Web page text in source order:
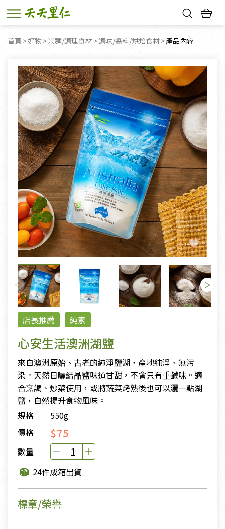
首頁 好物 米麵/調理食材 調味/醬料/烘焙食材 目前頁面：
產品內容
店長推薦 純素
心安生活澳洲湖鹽
來自澳洲原始、古老的純淨鹽湖，產地純淨、無污
染。天然日曬結晶鹽味道甘甜，不會只有重鹹味。適
合烹調、炒菜使用，或將蔬菜烤熟後也可以灑一點湖
鹽，自然提升食物風味。
規格
550g
價格
$75
數量
24件成箱出貨
標章/榮譽